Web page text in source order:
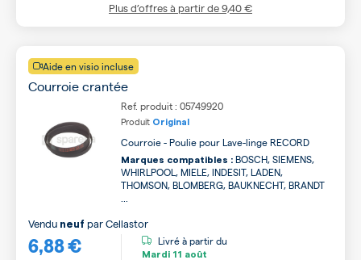
Plus d’offres à partir de9,40 €
Aide en visio incluse
Courroie crantée
Ref. produit : 05749920
Produit Original
Courroie - Poulie pour Lave-linge RECORD
Marques compatibles : BOSCH, SIEMENS,
WHIRLPOOL, MIELE, INDESIT, LADEN,
THOMSON, BLOMBERG, BAUKNECHT, BRANDT
6,88 €
Vendu neuf parCellastor
Livré à partir du
Mardi 11 août